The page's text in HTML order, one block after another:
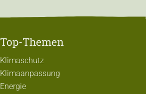
Top-Themen
Klimaschutz
Klimaanpassung
Energie